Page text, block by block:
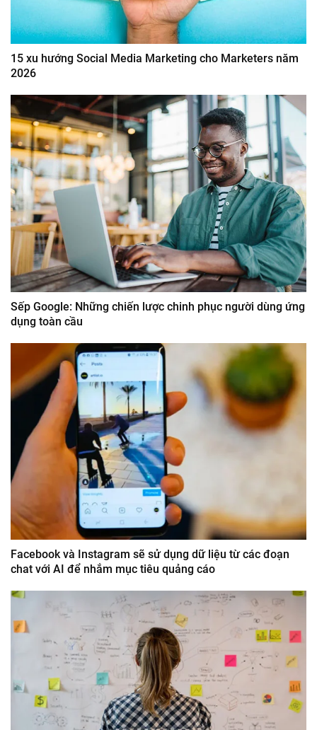
15 xu hướng Social Media Marketing cho Marketers năm
2026
Sếp Google: Những chiến lược chinh phục người dùng ứng
dụng toàn cầu
Facebook và Instagram sẽ sử dụng dữ liệu từ các đoạn
chat với AI để nhắm mục tiêu quảng cáo